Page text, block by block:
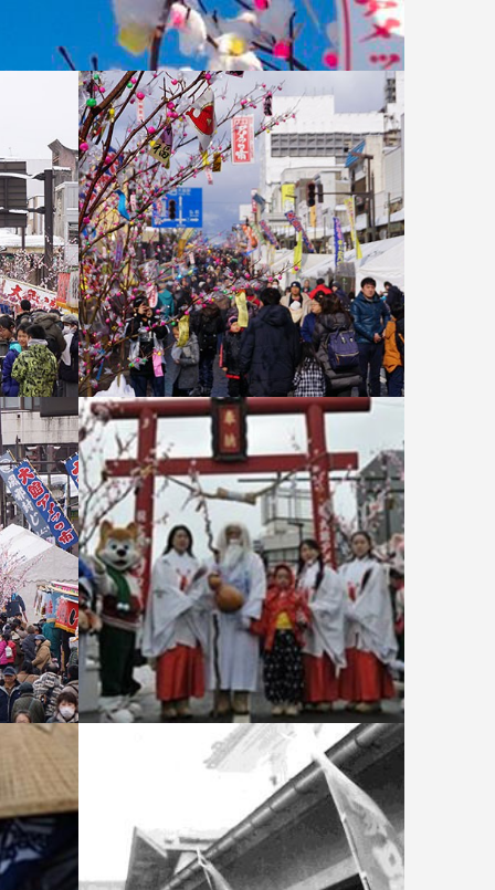
大館アメッコ市 大町の枝アメ
会場に作られた鳥居と拝殿